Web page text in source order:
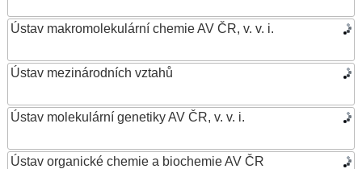
Ústav makromolekulární chemie AV ČR, v. v. i.
Ústav mezinárodních vztahů
Ústav molekulární genetiky AV ČR, v. v. i.
Ústav organické chemie a biochemie AV ČR